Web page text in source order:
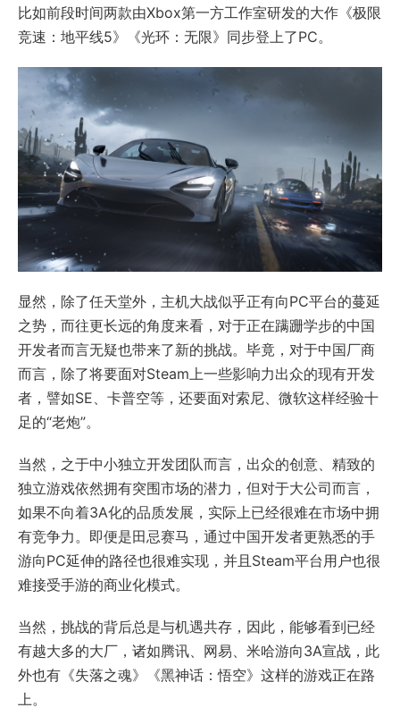
比如前段时间两款由Xbox第一方工作室研发的大作《极限
竞速：地平线5》《光环：无限》同步登上了PC。
显然，除了任天堂外，主机大战似乎正有向PC平台的蔓延
之势，而往更长远的角度来看，对于正在蹒跚学步的中国
开发者而言无疑也带来了新的挑战。毕竟，对于中国厂商
而言，除了将要面对Steam上一些影响力出众的现有开发
者，譬如SE、卡普空等，还要面对索尼、微软这样经验十
足的“老炮”。
当然，之于中小独立开发团队而言，出众的创意、精致的
独立游戏依然拥有突围市场的潜力，但对于大公司而言，
如果不向着3A化的品质发展，实际上已经很难在市场中拥
有竞争力。即便是田忌赛马，通过中国开发者更熟悉的手
游向PC延伸的路径也很难实现，并且Steam平台用户也很
难接受手游的商业化模式。
当然，挑战的背后总是与机遇共存，因此，能够看到已经
有越大多的大厂，诸如腾讯、网易、米哈游向3A宣战，此
外也有《失落之魂》《黑神话：悟空》这样的游戏正在路
上。